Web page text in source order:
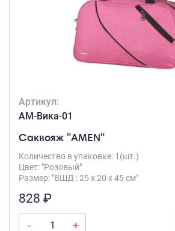
Артикул:
AM-Вика-01
Саквояж "AMEN"
Количество в упаковке: 1(шт.)
Цвет: "Розовый"
Размер: "ВШД : 25 х 20 х 45 см"
828 ₽
- +